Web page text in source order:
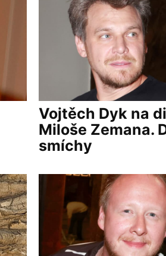
Vojtěch Dyk na
Miloše Zemana.
smíchy